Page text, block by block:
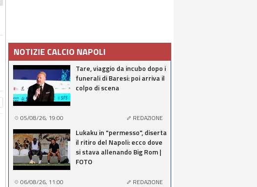
NOTIZIE CALCIO NAPOLI
Tare, viaggio da incubo dopo i
funerali di Baresi: poi arriva il
colpo di scena
05/08/26, 19:00 REDAZIONE
Lukaku in "permesso", diserta
il ritiro del Napoli: ecco dove
si stava allenando Big Rom |
FOTO
06/08/26, 11:00 REDAZIONE